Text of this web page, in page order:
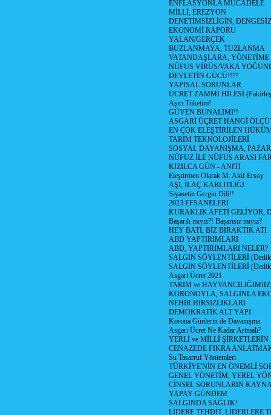
ENFLASYONLA MÜCADELE
MİLLİ, EREZYON
DENETİMSİZLİGİN,
EKONOMİ RAPORU
YALAN/GERÇEK
BUZLANMAYA, TUZLANMA
VATANDAŞLARA,
NÜFUS VİRÜS/VAKA
DEVLETİN GÜCÜ!!??
YAPISAL SORUNLAR
ÜCRET ZAMMI HİLESİ
Aşırı Tüketim!
GÜVEN BUNALIMI!!
ASGARİ ÜÇRET HANGİ
EN ÇOK ELEŞTİRİLEN
TARIM TEKNOLOJİLERİ
SOSYAL DAYANIŞMA,
NÜFUZ İLE NÜFUS ARASI
KIZILCA GÜN - ANITI
Eleştirmen Olarak M. Akif Ersoy
AŞI, İLAÇ KARLITLIĞI
Siyasetin Gergin Dili!!
2023 EFSANELERİ
KURAKLIK AFETİ GELİYOR,
Başarılı mıyız?! Başarısız mıyız?
HEY BATI, BİZ BIRAKTIK ATI
ABD YAPTIRIMLARI
ABD, YAPTIRIMLARI NELER?
SALGIN SÖYLENTİLERİ
SALGIN SÖYLENTİLERİ
Asgari Ücret 2021
TARIM ve
KORONOYLA, SALGINLA
NEHİR HIRSIZLIKLARI
DEMOKRATİK ALT YAPI
Korona Günlerin de Dayanışma
Asgari Ücret Ne Kadar Artmalı?
YERLİ ve MİLLİ
CENAZEDE FIKRA
Su Tasarruf Yöntemleri
TÜRKİYE'NİN EN ÖNEMLİ
GENEL YÖNETİM, YEREL
CİNSEL SORUNLARIN
YAPAY GÜNDEM
SALGINDA SAĞLIK!
LİDERE TEHDİT, LİDERLERE